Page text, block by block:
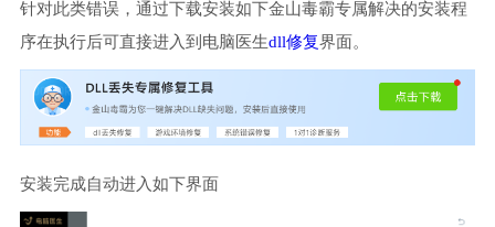
针对此类错误，通过下载安装如下金山毒霸专属解决的安装程
序在执行后可直接进入到电脑医生dll修复界面。
安装完成自动进入如下界面